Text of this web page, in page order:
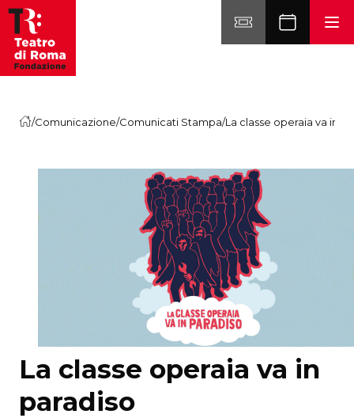
Vai al contenuto
/Comunicazione/Comunicati Stampa/La classe operaia va in
La classe operaia va in
paradiso